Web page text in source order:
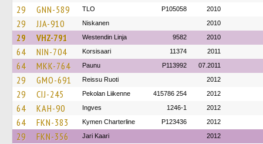
29 GNN-589 TLO P105058 2010
29 JJA-910 Niskanen 2010
29 VHZ-791 Westendin Linja 9582 2010
64 NIN-704 Korsisaari 11374 2011
64 MKK-764 Paunu P113992 07.2011
29 GMO-691 Reissu Ruoti 2012
29 CIJ-245 Pekolan Liikenne 415786 254 2012
64 KAH-90 Ingves 1246-1 2012
64 FKN-383 Kymen Charterline P123436 2012
29 FKN-356 Jari Kaari 2012